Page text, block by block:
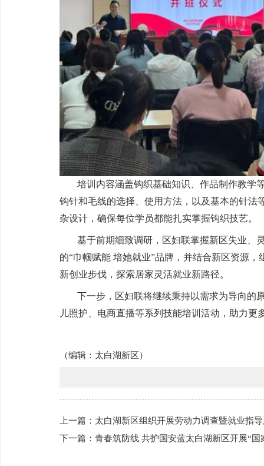
培训内容涵盖钩织基础知识、作品制作教学
钩针和毛线的选择、使用方法，以及基本的针法
杂设计，确保每位学员都能扎实掌握钩织技艺。
基于前期细致调研，区妇联掌握新区失业、
的“巾帼赋能 培她就业”品牌，并结合新区资源
新创业步伐，探索居家灵活就业新路径。
下一步，区妇联将继续秉持以需求为导向的
儿照护、电商直播等系列技能培训活动，助力更
（编辑： 太白湖新区 ）
上一篇：太白湖新区组织开展劳动力调查暨就业指
下一篇：青春筑防线 共护国安蓝太白湖新区开展“